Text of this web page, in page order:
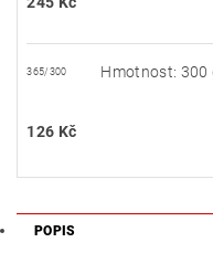
365/300 Hmotnost: 300
126 Kč
POPIS